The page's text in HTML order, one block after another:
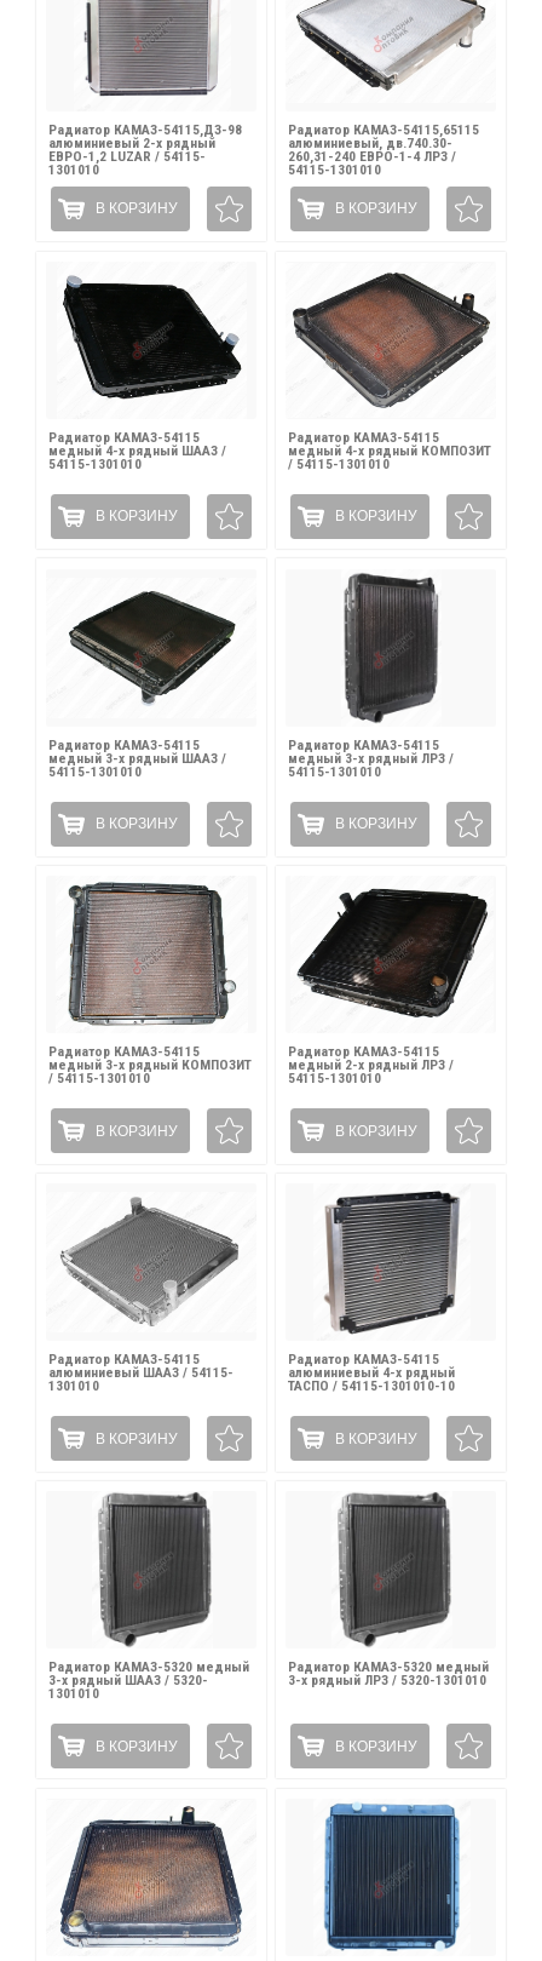
Радиатор КАМАЗ-54115,ДЗ-98
алюминиевый 2-х рядный
ЕВРО-1,2 LUZAR / 54115-
1301010
В КОРЗИНУ
Радиатор КАМАЗ-54115,65115
алюминиевый, дв.740.30-
260,31-240 ЕВРО-1-4 ЛРЗ /
54115-1301010
В КОРЗИНУ
Радиатор КАМАЗ-54115
медный 4-х рядный ШААЗ /
54115-1301010
В КОРЗИНУ
Радиатор КАМАЗ-54115
медный 4-х рядный КОМПОЗИТ
/ 54115-1301010
В КОРЗИНУ
Радиатор КАМАЗ-54115
медный 3-х рядный ШААЗ /
54115-1301010
В КОРЗИНУ
Радиатор КАМАЗ-54115
медный 3-х рядный ЛРЗ /
54115-1301010
В КОРЗИНУ
Радиатор КАМАЗ-54115
медный 3-х рядный КОМПОЗИТ
/ 54115-1301010
В КОРЗИНУ
Радиатор КАМАЗ-54115
медный 2-х рядный ЛРЗ /
54115-1301010
В КОРЗИНУ
Радиатор КАМАЗ-54115
алюминиевый ШААЗ / 54115-
1301010
В КОРЗИНУ
Радиатор КАМАЗ-54115
алюминиевый 4-х рядный
ТАСПО / 54115-1301010-10
В КОРЗИНУ
Радиатор КАМАЗ-5320 медный
3-х рядный ШААЗ / 5320-
1301010
В КОРЗИНУ
Радиатор КАМАЗ-5320 медный
3-х рядный ЛРЗ / 5320-1301010
В КОРЗИНУ